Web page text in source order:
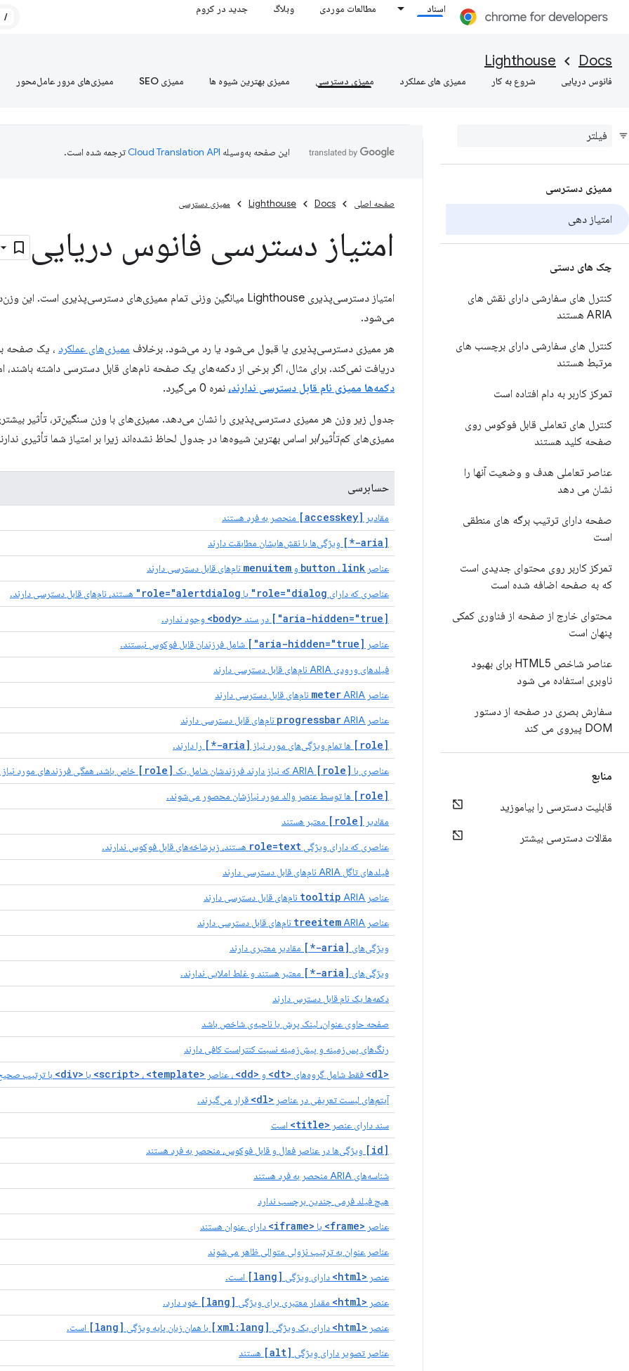
اسناد مطالعات موردی وبلاگ جدید در کروم
/
Docs
Lighthouse
فانوس دریایی شروع به کار ممیزی های عملکرد ممیزی دسترسی ممیزی بهترین شیوه ها ممیزی SEO ممیزی‌های مرور عامل‌محور
ممیزی دسترسی
امتیاز دهی
چک های دستی
کنترل های سفارشی دارای نقش های
ARIA هستند
کنترل های سفارشی دارای برچسب های
مرتبط هستند
تمرکز کاربر به دام افتاده است
کنترل های تعاملی قابل فوکوس روی
صفحه کلید هستند
عناصر تعاملی هدف و وضعیت آنها را
نشان می دهد
صفحه دارای ترتیب برگه های منطقی
است
تمرکز کاربر روی محتوای جدیدی است
که به صفحه اضافه شده است
محتوای خارج از صفحه از فناوری کمکی
پنهان است
عناصر شاخص HTML5 برای بهبود
ناوبری استفاده می شود
سفارش بصری در صفحه از دستور
DOM پیروی می کند
منابع
قابلیت دسترسی را بیاموزید
مقالات دسترسی بیشتر
این صفحه به‌وسیله ترجمه شده است.
صفحه اصلی Docs
Lighthouse ممیزی دسترسی
امتیاز دسترسی فانوس دریایی
امتیاز دسترسی‌پذیری Lighthouse میانگین وزنی تمام ممیزی‌های دسترسی‌پذیری است. این وزن‌دهی بر اساس
می‌شود.
هر ممیزی دسترسی‌پذیری یا قبول می‌شود یا رد می‌شود. برخلاف ممیزی‌های عملکرد ، یک صفحه
دریافت نمی‌کند. برای مثال، اگر برخی از دکمه‌های یک صفحه نام‌های قابل دسترسی داشته باشند،
دکمه‌ها ممیزی نام قابل دسترسی ندارند، نمره 0 می‌گیرد.
جدول زیر وزن هر ممیزی دسترسی‌پذیری را نشان می‌دهد. ممیزی‌های با وزن سنگین‌تر، تأثیر
ممیزی‌های کم‌تأثیر/بر اساس بهترین شیوه‌ها در جدول لحاظ نشده‌اند زیرا بر امتیاز شما تأثیری
حسابرسی
مقادیر [accesskey] منحصر به فرد هستند
[aria-*] ویژگی‌ها با نقش‌هایشان مطابقت دارند
عناصر
button ، link و menuitem نام‌های قابل دسترسی دارند
عناصری که دارای role="dialog" یا role="alertdialog" هستند، نام‌های قابل دسترسی دارند.
[aria-hidden="true"] در سند <body> وجود ندارد.
عناصر [aria-hidden="true"] شامل فرزندان قابل فوکوس نیستند.
فیلدهای ورودی ARIA نام‌های قابل دسترسی دارند
عناصر
meterARIA نام‌های قابل دسترسی دارند
عناصر
progressbarARIA نام‌های قابل دسترسی دارند
[role] ها تمام ویژگی‌های مورد نیاز [aria-*] را دارند.
عناصری با [role]
[role] خاص باشد، همگی فرزندهای مورد نیاز
[role] ها توسط عنصر والد مورد نیازشان محصور می‌شوند.
مقادیر [role] معتبر هستند
عناصری که دارای ویژگی role=text هستند، زیرشاخه‌های قابل فوکوس ندارند.
فیلدهای تاگل ARIA نام‌های قابل دسترسی دارند
عناصر
tooltip ARIA نام‌های قابل دسترسی دارند
عناصر
treeitemARIA نام‌های قابل دسترسی دارند
ویژگی‌های [aria-*] مقادیر معتبری دارند
ویژگی‌های [aria-*] معتبر هستند و غلط املایی ندارند.
دکمه‌ها یک نام قابل دسترس دارند
صفحه حاوی عنوان، لینک پرش یا ناحیه‌ی شاخص باشد
رنگ‌های پس‌زمینه و پیش‌زمینه نسبت کنتراست کافی دارند
<dl> فقط شامل گروه‌های <dt> و <dd> ، عناصر <script> ، <template> یا <div> با ترتیب
آیتم‌های لیست تعریفی در عناصر <dl> قرار می‌گیرند.
سند دارای عنصر <title> است
[id] ویژگی‌ها در عناصر فعال و قابل فوکوس، منحصر به فرد هستند
شناسه‌های ARIA منحصر به فرد هستند
هیچ فیلد فرمی چندین برچسب ندارد
عناصر <frame> یا <iframe> دارای عنوان هستند
عناصر عنوان به ترتیب نزولی متوالی ظاهر می‌شوند
عنصر <html> دارای ویژگی [lang] است.
عنصر <html> مقدار معتبری برای ویژگی [lang] خود دارد.
عنصر <html> دارای یک ویژگی [xml:lang] با همان زبان پایه ویژگی [lang] است.
عناصر تصویر دارای ویژگی [alt] هستند